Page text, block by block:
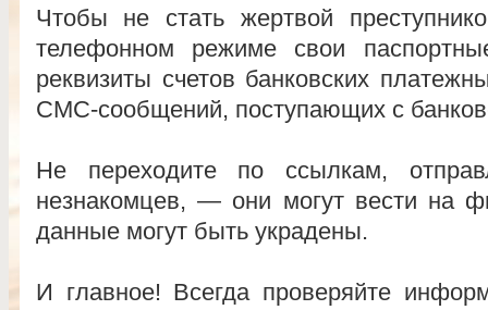
Чтобы не стать жертвой
телефонном режиме свои
реквизиты счетов банковских
СМС-сообщений, поступающих с
Не переходите по ссылкам,
незнакомцев, — они могут вести на
данные могут быть украдены.
И главное! Всегда проверяйте